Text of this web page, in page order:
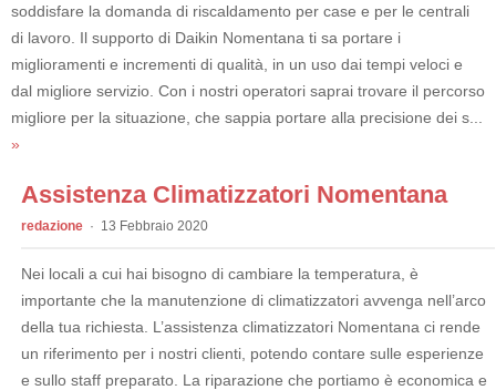
soddisfare la domanda di riscaldamento per case e per le centrali
di lavoro. Il supporto di Daikin Nomentana ti sa portare i
miglioramenti e incrementi di qualità, in un uso dai tempi veloci e
dal migliore servizio. Con i nostri operatori saprai trovare il percorso
migliore per la situazione, che sappia portare alla precisione dei s...
»
Assistenza Climatizzatori Nomentana
redazione 13 Febbraio 2020
Nei locali a cui hai bisogno di cambiare la temperatura, è
importante che la manutenzione di climatizzatori avvenga nell’arco
della tua richiesta. L’assistenza climatizzatori Nomentana ci rende
un riferimento per i nostri clienti, potendo contare sulle esperienze
e sullo staff preparato. La riparazione che portiamo è economica e